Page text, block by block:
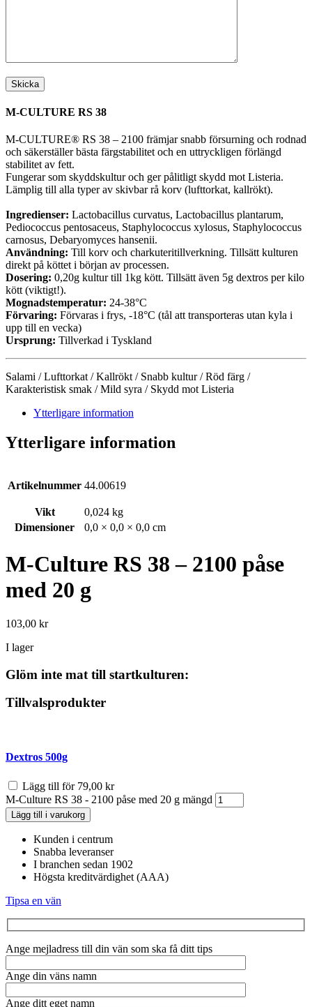
M-CULTURE RS 38
M-CULTURE® RS 38 – 2100 främjar snabb försurning och rodnad
och säkerställer bästa färgstabilitet och en uttryckligen förlängd
stabilitet av fett.
Fungerar som skyddskultur och ger pålitligt skydd mot Listeria.
Lämplig till alla typer av skivbar rå korv (lufttorkat, kallrökt).
Ingredienser: Lactobacillus curvatus, Lactobacillus plantarum,
Pediococcus pentosaceus, Staphylococcus xylosus, Staphylococcus
carnosus, Debaryomyces hansenii.
Användning: Till korv och charkuteritillverkning. Tillsätt kulturen
direkt på köttet i början av processen.
Dosering: 0,20g kultur till 1kg kött. Tillsätt även 5g dextros per kilo
kött (viktigt!).
Mognadstemperatur: 24-38°C
Förvaring: Förvaras i frys, -18°C (tål att transporteras utan kyla i
upp till en vecka)
Ursprung: Tillverkad i Tyskland
Salami / Lufttorkat / Kallrökt / Snabb kultur / Röd färg /
Karakteristisk smak / Mild syra / Skydd mot Listeria
Ytterligare information
Ytterligare information
Artikelnummer 44.00619
Vikt
0,024 kg
Dimensioner
0,0 × 0,0 × 0,0 cm
M-Culture RS 38 – 2100 påse
med 20 g
103,00 kr
I lager
Glöm inte mat till startkulturen:
Tillvalsprodukter
Dextros 500g
Lägg till för 79,00 kr
M-Culture RS 38 - 2100 påse med 20 g mängd
Lägg till i varukorg
Kunden i centrum
Snabba leveranser
I branchen sedan 1902
Högsta kreditvärdighet (AAA)
Tipsa en vän
Ange mejladress till din vän som ska få ditt tips
Ange din väns namn
Ange ditt eget namn